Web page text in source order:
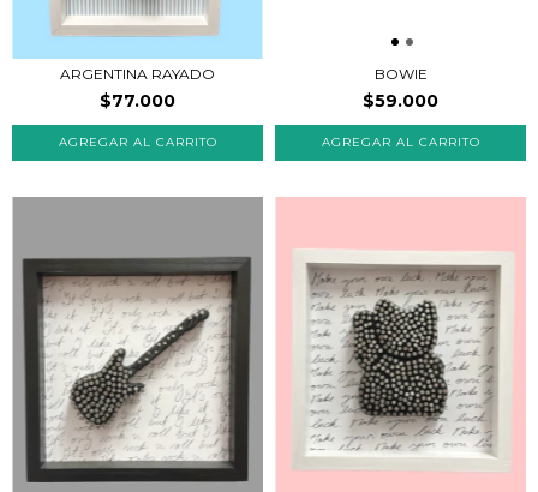
ARGENTINA RAYADO
$77.000
BOWIE
$59.000